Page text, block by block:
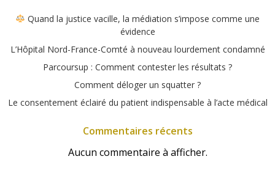
Quand la justice vacille, la médiation s’impose comme une
évidence
L’Hôpital Nord-France-Comté à nouveau lourdement condamné
Parcoursup : Comment contester les résultats ?
Comment déloger un squatter ?
Le consentement éclairé du patient indispensable à l’acte médical
Commentaires récents
Aucun commentaire à afficher.